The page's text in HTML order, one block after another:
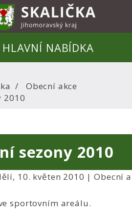
HLAVNÍ NABÍDKA
Obecní akce
2010
sezony 2010
10. květen 2010 |Obecní
sportovním areálu.